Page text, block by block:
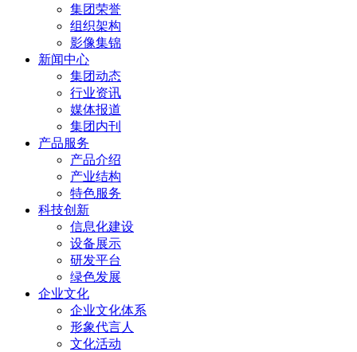
集团荣誉
组织架构
影像集锦
新闻中心
集团动态
行业资讯
媒体报道
集团内刊
产品服务
产品介绍
产业结构
特色服务
科技创新
信息化建设
设备展示
研发平台
绿色发展
企业文化
企业文化体系
形象代言人
文化活动